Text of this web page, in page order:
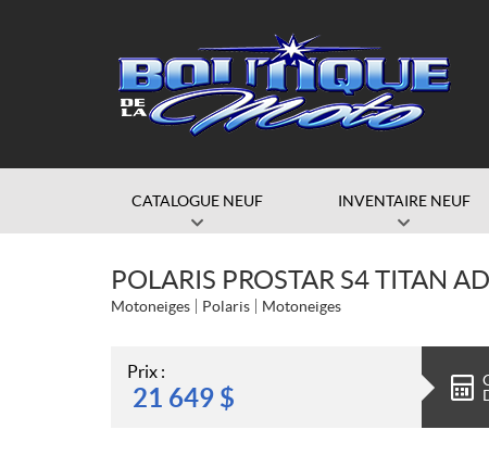
CATALOGUE NEUF INVENTAIRE NEUF
POLARIS PROSTAR S4 TITAN
Motoneiges Polaris Motoneiges
Prix :
21 649 $